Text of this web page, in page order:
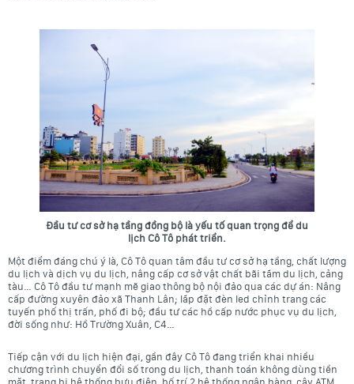
Đầu tư cơ sở hạ tầng đồng bộ là yếu tố quan trọng để du
lịch Cô Tô phát triển.
Một điểm đáng chú ý là, Cô Tô quan tâm đầu tư cơ sở hạ tầng, chất lượng
du lịch và dịch vụ du lịch, nâng cấp cơ sở vật chất bãi tắm du lịch, cảng
tàu… Cô Tô đầu tư mạnh mẽ giao thông bộ nội đảo qua các dự án: Nâng
cấp đường xuyên đảo xã Thanh Lân; lắp đặt đèn led chỉnh trang các
tuyến phố thị trấn, phố đi bộ; đầu tư các hồ cấp nước phục vụ du lịch,
đời sống như: Hồ Trường Xuân, C4…
Tiếp cận với du lịch hiện đại, gần đây Cô Tô đang triển khai nhiều
chương trình chuyển đổi số trong du lịch, thanh toán không dùng tiền
mặt, trang bị hệ thống bưu điện, bố trí 2 hệ thống ngân hàng, cây ATM